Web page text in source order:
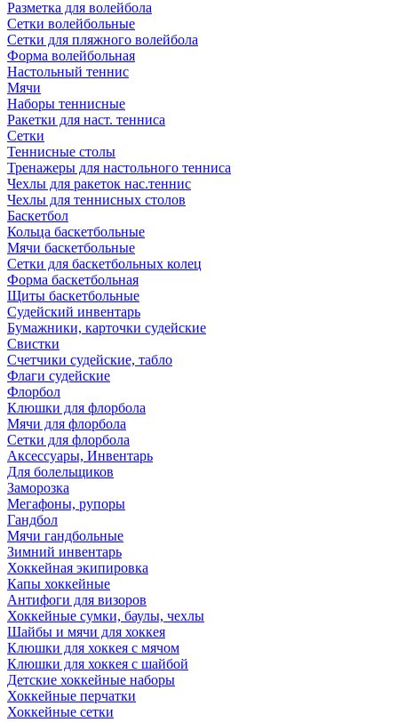
Разметка для волейбола
Сетки волейбольные
Сетки для пляжного волейбола
Форма волейбольная
Настольный теннис
Мячи
Наборы теннисные
Ракетки для наст. тенниса
Сетки
Теннисные столы
Тренажеры для настольного тенниса
Чехлы для ракеток нас.теннис
Чехлы для теннисных столов
Баскетбол
Кольца баскетбольные
Мячи баскетбольные
Сетки для баскетбольных колец
Форма баскетбольная
Щиты баскетбольные
Судейский инвентарь
Бумажники, карточки судейские
Свистки
Счетчики судейские, табло
Флаги судейские
Флорбол
Клюшки для флорбола
Мячи для флорбола
Сетки для флорбола
Аксессуары, Инвентарь
Для болельщиков
Заморозка
Мегафоны, рупоры
Гандбол
Мячи гандбольные
Зимний инвентарь
Хоккейная экипировка
Капы хоккейные
Антифоги для визоров
Хоккейные сумки, баулы, чехлы
Шайбы и мячи для хоккея
Клюшки для хоккея с мячом
Клюшки для хоккея с шайбой
Детские хоккейные наборы
Хоккейные перчатки
Хоккейные сетки